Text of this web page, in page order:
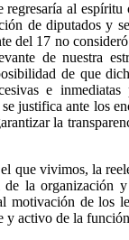
regresaría al
de diputados y
del 17 no
de nuestra
de que
e
justifica ante los
la
que vivimos, la
la organización
motivación de los
y activo de la